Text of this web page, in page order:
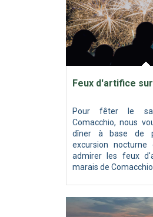
Feux d'artifice
Pour fêter le
Comacchio, nous
dîner à base de
excursion
admirer les feux
marais de Comacchio